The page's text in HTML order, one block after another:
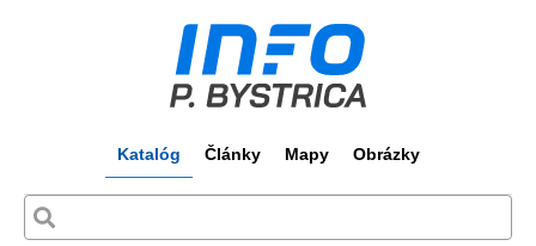
Katalóg Články Mapy Obrázky